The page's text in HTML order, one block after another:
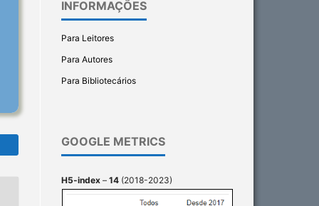
INFORMAÇÕES
Para Leitores
Para Autores
Para Bibliotecários
GOOGLE METRICS
H5-index – 14 (2018-2023)